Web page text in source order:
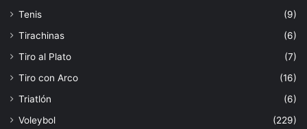
Tenis
(9)
Tirachinas
(6)
Tiro al Plato
(7)
Tiro con Arco
(16)
Triatlón
(6)
Voleybol
(229)